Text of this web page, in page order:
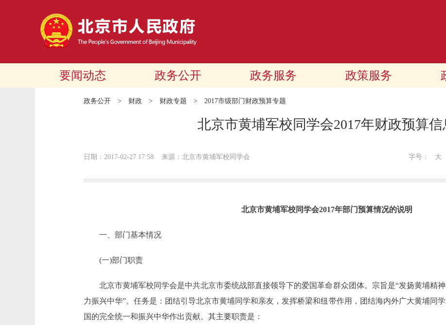
要闻动态 政务公开 政务服务 政策服务
政务公开 > 财政 > 财政专题 > 2017市级部门财政预算专题
北京市黄埔军校同学会2017年财政预算信
日期：2017-02-27 17:58 来源：北京市黄埔军校同学会 字号： 大
北京市黄埔军校同学会2017年部门预算情况的说明
一、部门基本情况
(一)部门职责
北京市黄埔军校同学会是中共北京市委统战部直接领导下的爱国革命群众团体。宗旨是“发扬黄埔精
力振兴中华”。任务是：团结引导北京市黄埔同学和亲友，发挥桥梁和纽带作用，团结海内外广大黄埔同
国的完全统一和振兴中华作出贡献。其主要职责是：